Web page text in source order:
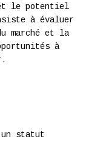
le potentiel
à évaluer
marché et la
à
statut